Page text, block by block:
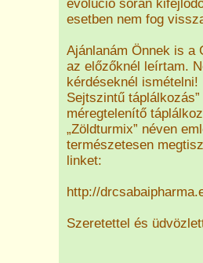
evolúció során
esetben nem fog
Ajánlanám Önnek is a
az előzőknél leírtam.
kérdéseknél
Sejtszintű
méregtelenítő
„Zöldturmix” néven
természetesen
linket:
http://
Szeretettel és